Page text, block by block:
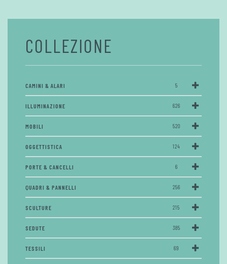
COLLEZIONE
CAMINI & ALARI 5
ILLUMINAZIONE 626
MOBILI 520
OGGETTISTICA 124
PORTE & CANCELLI 6
QUADRI & PANNELLI 256
SCULTURE 215
SEDUTE 385
TESSILI 69